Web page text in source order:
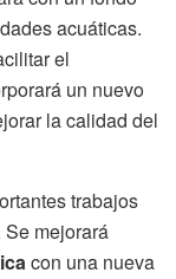
acuáticas.
el
un nuevo
la calidad del
trabajos
Se mejorará
con una nueva